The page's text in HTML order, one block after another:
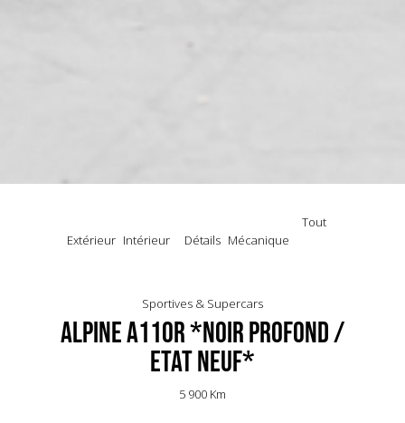
Extérieur Intérieur Détails Mécanique
Tout
Sportives & Supercars
Alpine A110R *Noir Profond /
Etat neuf*
5 900 Km